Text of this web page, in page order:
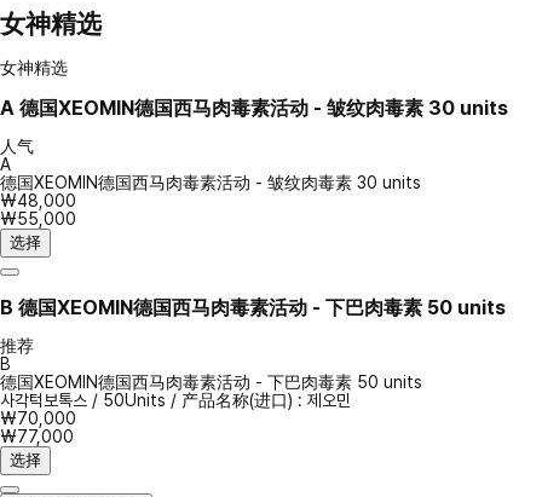
女神精选
女神精选
A 德国XEOMIN德国西马肉毒素活动 - 皱纹肉毒素 30 units
人气
A
德国XEOMIN德国西马肉毒素活动 - 皱纹肉毒素 30 units
₩48,000
₩55,000
选择
B 德国XEOMIN德国西马肉毒素活动 - 下巴肉毒素 50 units
推荐
B
德国XEOMIN德国西马肉毒素活动 - 下巴肉毒素 50 units
사각턱보톡스 / 50Units / 产品名称(进口) : 제오민
₩70,000
₩77,000
选择